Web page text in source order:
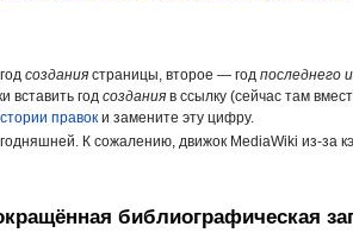
созданиястраницы, второе — год последнего
вставить год созданияв ссылку (сейчас там
правоки замените эту цифру.
К сожалению, движок MediaWiki из-за
библиографическая